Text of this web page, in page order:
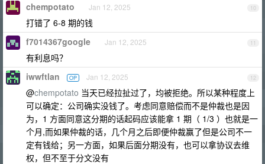
10
chempotato Jan 12, 2025
打错了 6-8 期的钱
11
f7014367google Jan 12, 2025
有利息吗？
12
iwwftlan OP Jan 12, 2025
@chempotato 当天已经拉扯过了，均被拒绝。所以某种程度上
可以确定：公司确实没钱了。考虑同意赔偿而不是仲裁也是因
为，1 方面同意这分期的话起码应该能拿 1 期（ 1/3 ）也就是一
个月,而如果仲裁的话，几个月之后即便仲裁赢了但是公司不一
定有钱给；另一方面，如果后面分期没有，也可以拿协议去维
权，但不至于分文没有